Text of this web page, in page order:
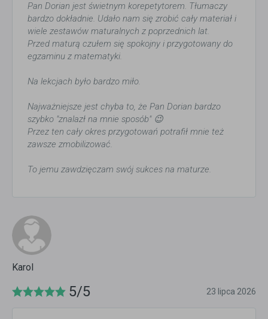
Pan Dorian jest świetnym korepetytorem. Tłumaczy
bardzo dokładnie. Udało nam się zrobić cały materiał i
wiele zestawów maturalnych z poprzednich lat.
Przed maturą czułem się spokojny i przygotowany do
egzaminu z matematyki.
Na lekcjach było bardzo miło.
Najważniejsze jest chyba to, że Pan Dorian bardzo
szybko "znalazł na mnie sposób" 😉
Przez ten cały okres przygotowań potrafił mnie też
zawsze zmobilizować.
To jemu zawdzięczam swój sukces na maturze.
Karol
5/5 23 lipca 2026